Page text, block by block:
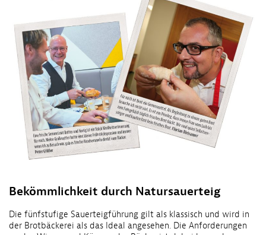
Bekömmlichkeit durch Natursauerteig
Die fünfstufige Sauerteigführung gilt als klassisch und wird in
der Brotbäckerei als das Ideal angesehen. Die Anforderungen